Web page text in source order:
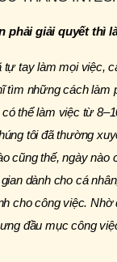
phải giải quyết thì
tự tay làm mọi việc,
tìm những cách làm
thể làm việc từ
tôi đã thường
cũng thế, ngày nào
dành cho cá
cho công việc.
đầu mục công